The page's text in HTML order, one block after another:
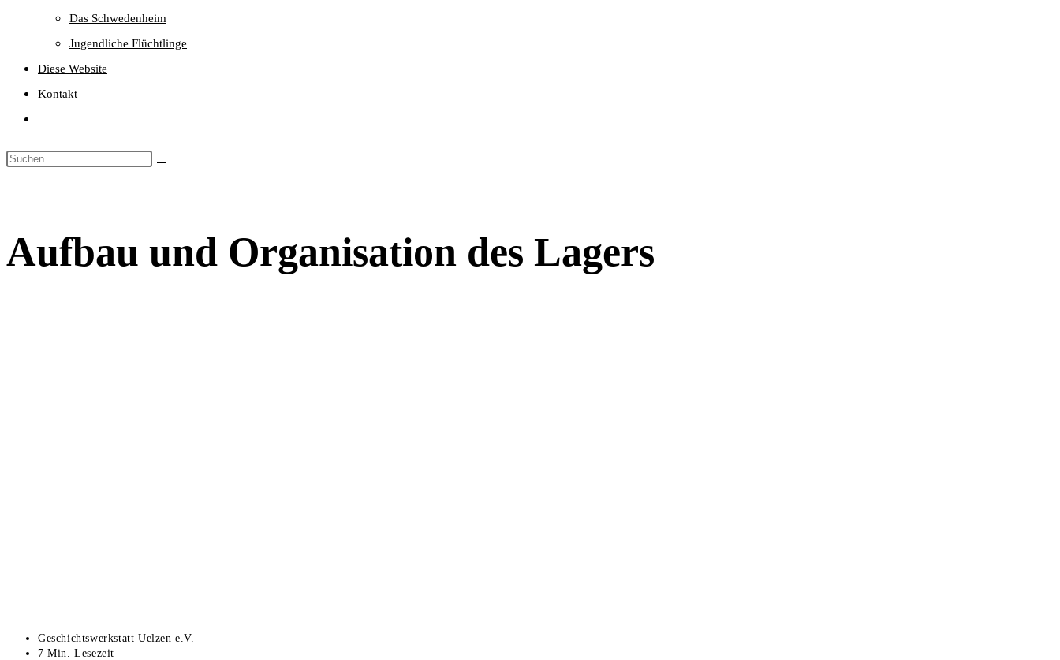
Das Schwedenheim
Jugendliche Flüchtlinge
Diese Website
Kontakt
umschalten
Aufbau und Organisation des Lagers
Beitrags-
Autor:
Geschichtswerkstatt Uelzen e.V.
Lesedauer:
7 Min. Lesezeit